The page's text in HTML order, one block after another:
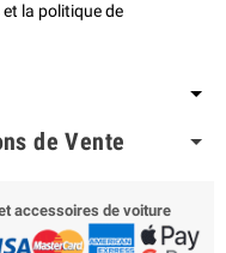
la politique de
de Vente
accessoires de voiture